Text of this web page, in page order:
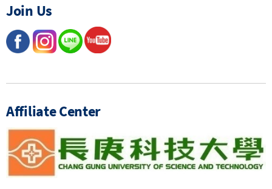
Join Us
Affiliate Center